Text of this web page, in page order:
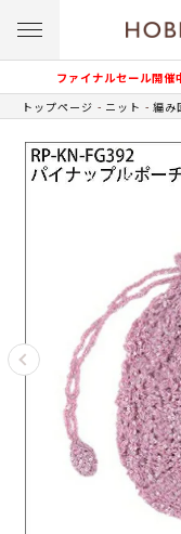
ファイナルセール開
トップページ ニット 編み